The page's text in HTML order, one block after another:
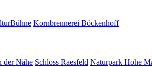
Kornbrennerei Böckenhoff
der Nähe Schloss Raesfeld Naturpark Hohe